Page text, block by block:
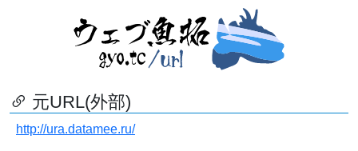
元URL(外部)
http://ura.datamee.ru/